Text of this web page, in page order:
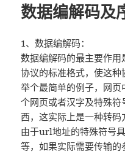
数据编解码及
1、数据编解码：
数据编解码的最主要作
协议的标准格式，使这种
举个最简单的例子，网
个网页或者汉字及特殊
西，这实际上是一种转码
由于url地址的特殊符号
等，如果实际需要传输